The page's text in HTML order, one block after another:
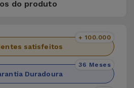
do produto
satisfeitos
+ 100.000
Duradoura
36 Meses